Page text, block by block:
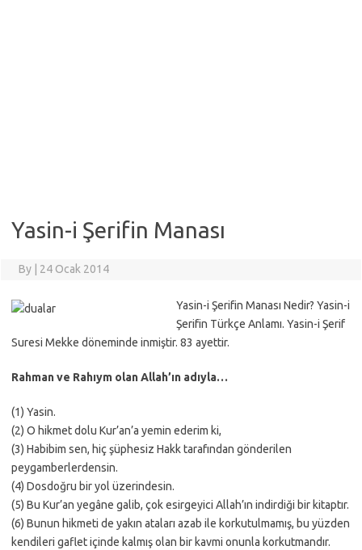
Yasin-i Şerifin Manası
By 24 Ocak 2014
Yasin-i Şerifin Manası Nedir? Yasin-i
Şerifin Türkçe Anlamı. Yasin-i Şerif
Suresi Mekke döneminde inmiştir. 83 ayettir.
Rahman ve Rahıym olan Allah’ın adıyla…
(1) Yasin.
(2) O hikmet dolu Kur’an’a yemin ederim ki,
(3) Habibim sen, hiç şüphesiz Hakk tarafından gönderilen
peygamberlerdensin.
(4) Dosdoğru bir yol üzerindesin.
(5) Bu Kur’an yegâne galib, çok esirgeyici Allah’ın indirdiği bir kitaptır.
(6) Bunun hikmeti de yakın ataları azab ile korkutulmamış, bu yüzden
kendileri gaflet içinde kalmış olan bir kavmi onunla korkutmandır.